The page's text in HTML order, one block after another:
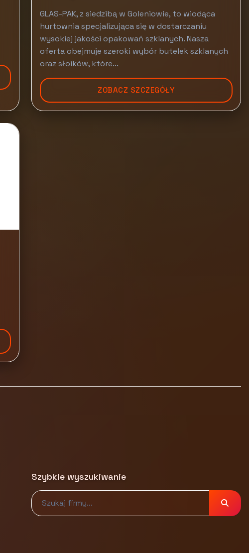
GLAS-PAK, z siedzibą w Goleniowie, to wiodąca
hurtownia specjalizująca się w dostarczaniu
wysokiej jakości opakowań szklanych. Nasza
oferta obejmuje szeroki wybór butelek szklanych
oraz słoików, które...
ZOBACZ SZCZEGÓŁY
Szybkie wyszukiwanie